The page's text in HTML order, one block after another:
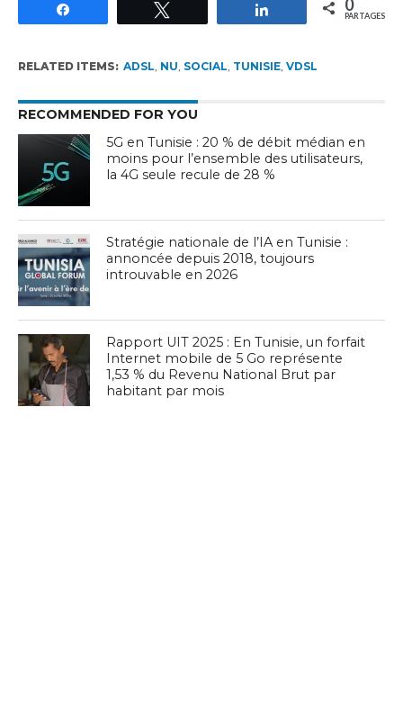
Partagez 0
PARTAGES
RELATED ITEMS: ADSL, NU, SOCIAL, TUNISIE, VDSL
RECOMMENDED FOR YOU
5G en Tunisie : 20 % de débit médian en
moins pour l’ensemble des utilisateurs,
la 4G seule recule de 28 %
Stratégie nationale de l’IA en Tunisie :
annoncée depuis 2018, toujours
introuvable en 2026
Rapport UIT 2025 : En Tunisie, un forfait
Internet mobile de 5 Go représente
1,53 % du Revenu National Brut par
habitant par mois